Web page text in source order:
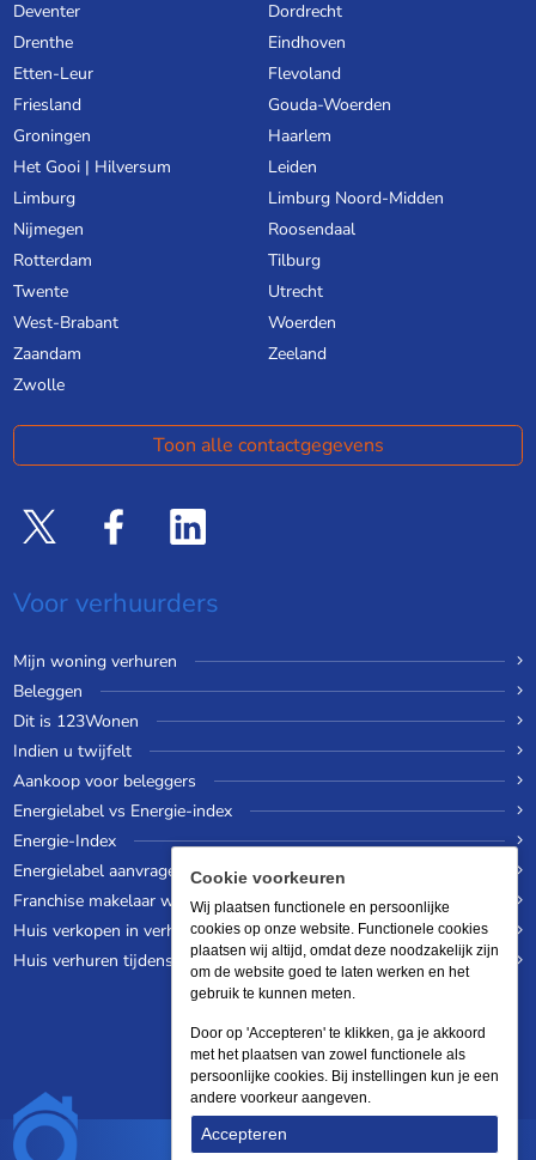
Deventer
Dordrecht
Drenthe
Eindhoven
Etten-Leur
Flevoland
Friesland
Gouda-Woerden
Groningen
Haarlem
Het Gooi | Hilversum
Leiden
Limburg
Limburg Noord-Midden
Nijmegen
Roosendaal
Rotterdam
Tilburg
Twente
Utrecht
West-Brabant
Woerden
Zaandam
Zeeland
Zwolle
Toon alle contactgegevens
Voor verhuurders
Mijn woning verhuren
Beleggen
Dit is 123Wonen
Indien u twijfelt
Aankoop voor beleggers
Energielabel vs Energie-index
Energie-Index
Energielabel aanvragen
Franchise makelaar worden
Huis verkopen in verhuurde staat
Huis verhuren tijdens een wereldreis
Cookie voorkeuren
Wij plaatsen functionele en persoonlijke
cookies op onze website. Functionele cookies
plaatsen wij altijd, omdat deze noodzakelijk zijn
om de website goed te laten werken en het
gebruik te kunnen meten.
Door op 'Accepteren' te klikken, ga je akkoord
met het plaatsen van zowel functionele als
persoonlijke cookies. Bij instellingen kun je een
andere voorkeur aangeven.
Accepteren